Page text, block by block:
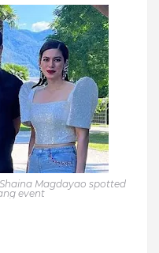
Magdayao spotted
event